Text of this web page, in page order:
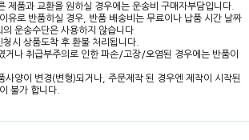
제품과 교환을 원하실 경우에는 운송비 구매자부담입니다.
유로 반품하실 경우, 반품 배송비는 무료이나 납품 시간 날짜
운송수단은 사용하지 않습니다
시 상품도착 후 환불 처리됩니다.
거나 취급부주의로 인한 파손/고장/오염된 경우에는 반품이
사양이 변경(변형)되거나, 주문제작 된 경우엔 제작이 시작된
불가 합니다.